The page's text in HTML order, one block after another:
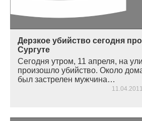
Дерзкое убийство сегодня
Сургуте
Сегодня утром, 11 апреля, на
произошло убийство. Около
был застрелен мужчина…